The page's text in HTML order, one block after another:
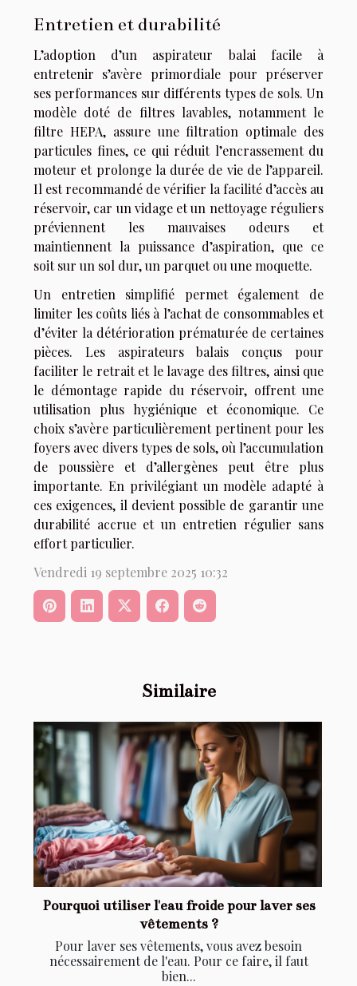
Entretien et durabilité
L’adoption d’un aspirateur balai facile à
entretenir s’avère primordiale pour préserver
ses performances sur différents types de sols. Un
modèle doté de filtres lavables, notamment le
filtre HEPA, assure une filtration optimale des
particules fines, ce qui réduit l’encrassement du
moteur et prolonge la durée de vie de l’appareil.
Il est recommandé de vérifier la facilité d’accès au
réservoir, car un vidage et un nettoyage réguliers
préviennent les mauvaises odeurs et
maintiennent la puissance d’aspiration, que ce
soit sur un sol dur, un parquet ou une moquette.
Un entretien simplifié permet également de
limiter les coûts liés à l’achat de consommables et
d’éviter la détérioration prématurée de certaines
pièces. Les aspirateurs balais conçus pour
faciliter le retrait et le lavage des filtres, ainsi que
le démontage rapide du réservoir, offrent une
utilisation plus hygiénique et économique. Ce
choix s’avère particulièrement pertinent pour les
foyers avec divers types de sols, où l’accumulation
de poussière et d’allergènes peut être plus
importante. En privilégiant un modèle adapté à
ces exigences, il devient possible de garantir une
durabilité accrue et un entretien régulier sans
effort particulier.
Vendredi 19 septembre 2025 10:32
Similaire
Pourquoi utiliser l'eau froide pour laver ses
vêtements ?
Pour laver ses vêtements, vous avez besoin
nécessairement de l'eau. Pour ce faire, il faut
bien...